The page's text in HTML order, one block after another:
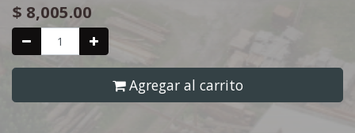
$ 8,005.00
Agregar al carrito